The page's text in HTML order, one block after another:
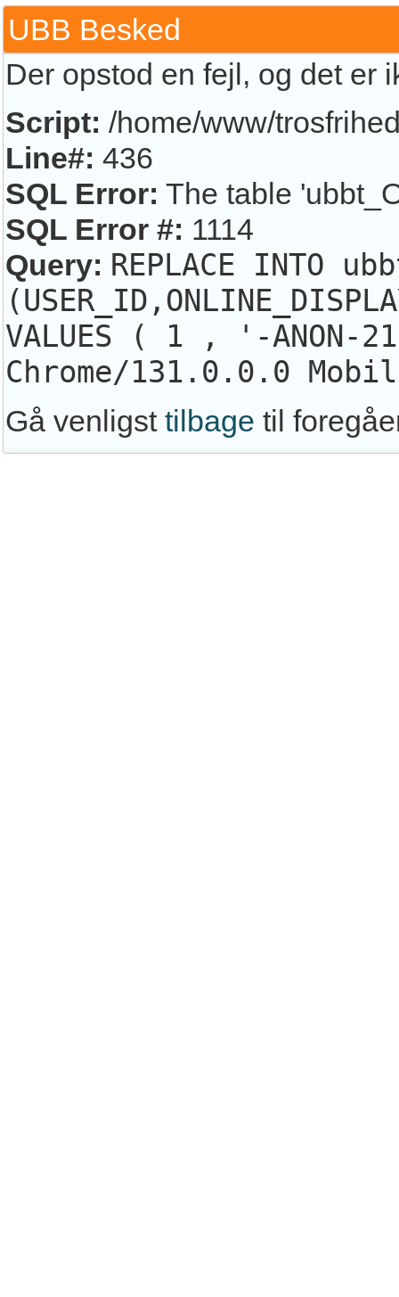
UBB Besked
Der opstod en fejl, og det
Script: /home/www/
Line#: 436
SQL Error: The table
SQL Error #: 1114
Query: REPLACE INTO
VALUES ( 1 , '-
Chrome/131.0.0.0
Gå venligst tilbage til